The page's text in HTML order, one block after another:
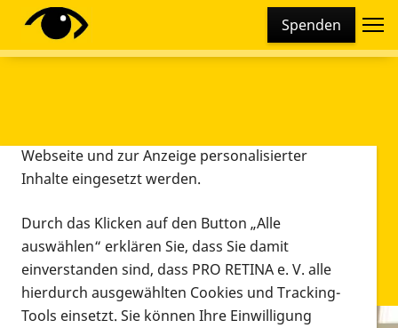
Spenden
Diese Webseite setzt verschiedene Cookies und
Tracking-Tools ein. Dies beinhaltet Cookies und
Webseite und zur Anzeige personalisierter
Inhalte eingesetzt werden.
Durch das Klicken auf den Button „Alle
auswählen“ erklären Sie, dass Sie damit
einverstanden sind, dass PRO RETINA e. V. alle
hierdurch ausgewählten Cookies und Tracking-
Tools einsetzt. Sie können Ihre Einwilligung